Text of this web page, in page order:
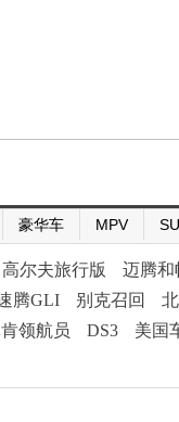
豪华车 MPV
高尔夫旅行版 迈腾和
腾GLI 别克召回
领航员 DS3 美国